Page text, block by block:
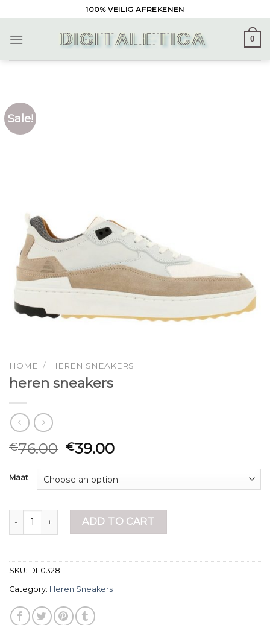
to
content
100% VEILIG AFREKENEN
0
Sale!
HOME / HEREN SNEAKERS
heren sneakers
€76.00 €39.00
Maat
heren sneakers quantityADD TO CART
SKU: DI-0328
Category: Heren Sneakers